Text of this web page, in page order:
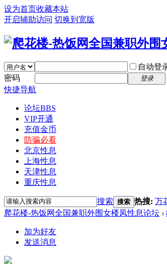
设为首页收藏本站
开启辅助访问 切换到宽版
自动登
密码
登录
快捷导航
论坛BBS
VIP开通
充值金币
防骗必看
北京性息
上海性息
天津性息
重庆性息
搜索 搜索 热搜: 万
爬花楼-热饭网全国兼职外围女楼凤性息论坛 ›
加为好友
发送消息